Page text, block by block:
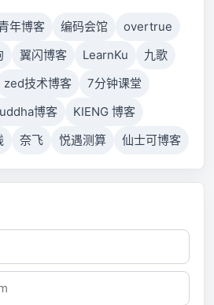
年博客 编码会馆
overtrue
翼闪博客 LearnKu
九歌
zed技术博客
7分钟课堂
博客
KIENG 博客
奈飞 悦遇测算 仙士可博客